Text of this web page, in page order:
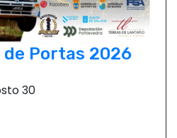
Portas 2026
30